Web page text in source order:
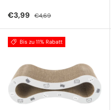
Verkaufspreis
€3,99 Normaler Preis
€4,69
Bis zu 11% Rabatt